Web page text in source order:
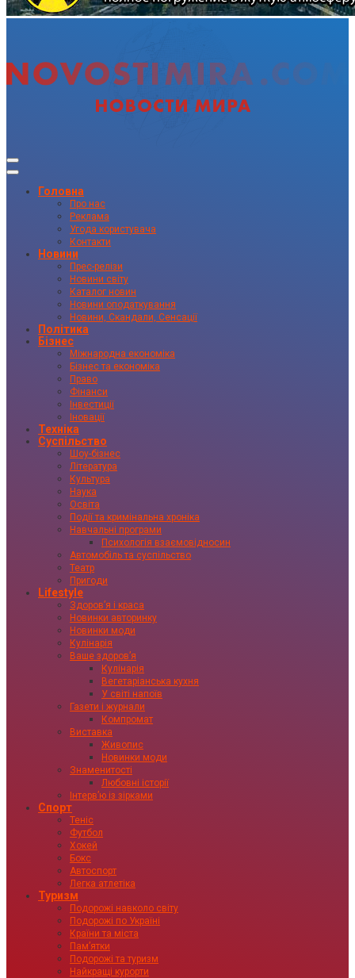
Головна
Про нас
Реклама
Угода користувача
Контакти
Новини
Прес-релізи
Новини світу
Каталог новин
Новини оподаткування
Новини, Скандали, Сенсації
Політика
Бізнес
Міжнародна економіка
Бізнес та економіка
Право
Фінанси
Інвестиції
Іновації
Техніка
Суспільство
Шоу-бізнес
Література
Культура
Наука
Освіта
Події та кримінальна хроніка
Навчальні програми
Психологія взаємовідносин
Автомобіль та суспільство
Театр
Пригоди
Lifestyle
Здоровʼя і краса
Новинки авторинку
Новинки моди
Кулінарія
Ваше здоровʼя
Кулінарія
Вегетаріанська кухня
У світі напоїв
Газети і журнали
Компромат
Виставка
Живопис
Новинки моди
Знаменитості
Любовні історії
Інтервʼю із зірками
Спорт
Теніс
Футбол
Хокей
Бокс
Автоспорт
Легка атлетіка
Туризм
Подорожі навколо світу
Подорожі по Україні
Країни та міста
Пам’ятки
Подорожі та туризм
Найкращі курорти